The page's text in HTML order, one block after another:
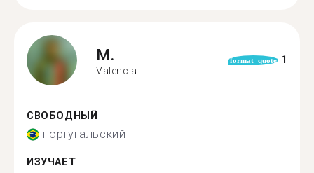
M.
Valencia
format_quote 1
СВОБОДНЫЙ
португальский
ИЗУЧАЕТ